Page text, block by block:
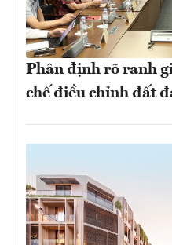
Phân định rõ ranh
chế điều chỉnh đất